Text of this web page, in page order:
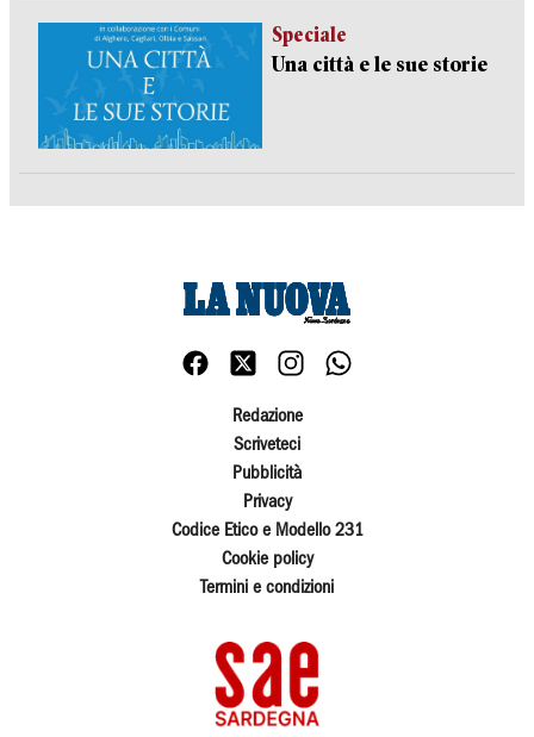
Speciale
Una città e le sue storie
Redazione
Scriveteci
Pubblicità
Privacy
Codice Etico e Modello 231
Cookie policy
Termini e condizioni